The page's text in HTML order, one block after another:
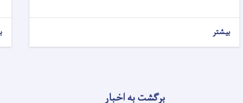
بیشتر
برگشت به اخبار